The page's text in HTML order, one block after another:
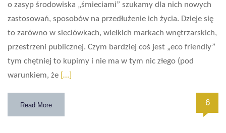
o zasyp środowiska „śmieciami” szukamy dla nich nowych
zastosowań, sposobów na przedłużenie ich życia. Dzieje się
to zarówno w sieciówkach, wielkich markach wnętrzarskich,
przestrzeni publicznej. Czym bardziej coś jest „eco friendly”
tym chętniej to kupimy i nie ma w tym nic złego (pod
warunkiem, że […]
Read More 6